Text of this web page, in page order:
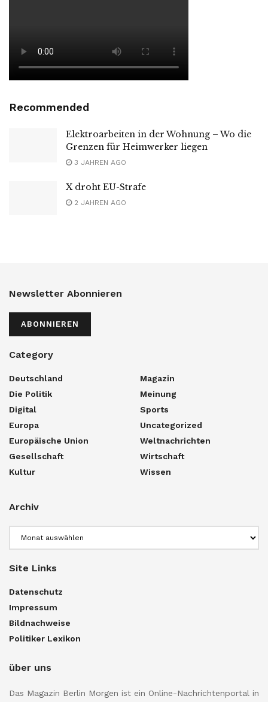
Recommended
Elektroarbeiten in der Wohnung – Wo die
Grenzen für Heimwerker liegen
3 JAHREN AGO
X droht EU-Strafe
2 JAHREN AGO
Newsletter Abonnieren
ABONNIEREN
Category
Deutschland
Die Politik
Digital
Europa
Europäische Union
Gesellschaft
Kultur
Magazin
Meinung
Sports
Uncategorized
Weltnachrichten
Wirtschaft
Wissen
Archiv
Site Links
Datenschutz
Impressum
Bildnachweise
Politiker Lexikon
über uns
Das Magazin Berlin Morgen ist ein Online-Nachrichtenportal in